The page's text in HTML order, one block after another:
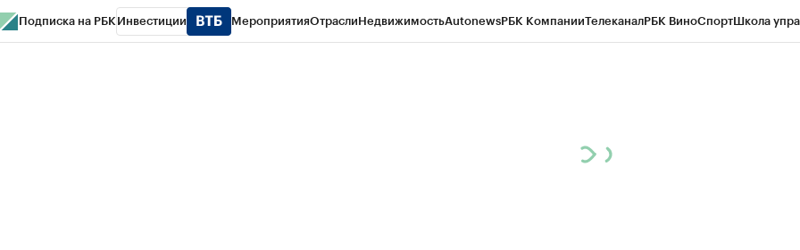
Подписка на РБК Инвестиции МероприятияОтраслиНедвижимостьAutonewsРБК КомпанииТелеканалРБК ВиноСпортШкола